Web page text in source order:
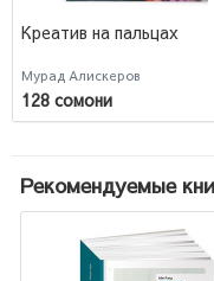
Креатив на пальцах
Мурад Алискеров
128 сомони
Рекомендуемые